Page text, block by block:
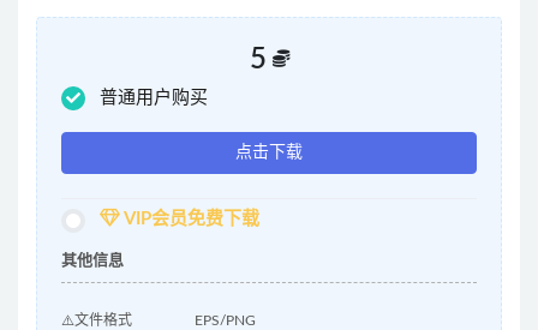
5
普通用户购买
点击下载
VIP会员免费下载
其他信息
⚠️文件格式 EPS/PNG